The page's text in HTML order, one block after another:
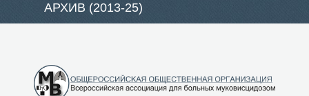
АРХИВ (2013-25)